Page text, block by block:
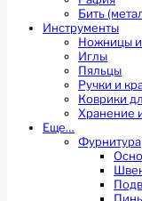
Бить
Инструменты
Ножницы
Иглы
Пяльцы
Ручки и
Коврики
Хранение
Еще…
Фурнитура